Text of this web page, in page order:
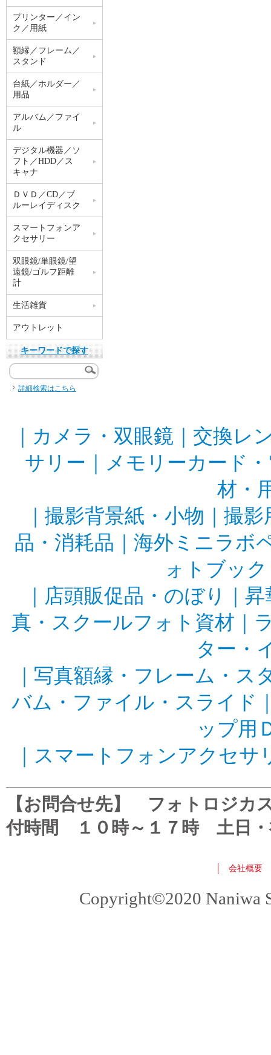
プリンター／イン
ク／用紙
額縁／フレーム／
スタンド
台紙／ホルダー／
用品
アルバム／ファイ
ル
デジタル機器／ソ
フト／HDD／ス
キャナ
ＤＶＤ／CD／ブ
ルーレイディスク
スマートフォンア
クセサリー
双眼鏡/単眼鏡/望
遠鏡/ゴルフ距離
計
生活雑貨
アウトレット
キーワードで探す
詳細検索はこちら
カメラ・双眼鏡
交換レ
サリー
メモリーカード
材・
撮影背景紙・小物
撮影
品・消耗品
海外ミニラボ
ォトブッ
店頭販促品・のぼり
昇
真・スクールフォト資材
ター・
写真額縁・フレーム・ス
バム・ファイル・スライド
ップ用
スマートフォンアクセサ
【お問合せ先】 フォトロジ
付時間 １０時～１７時 土日・
会社概要
Copyright©2020 Naniwa